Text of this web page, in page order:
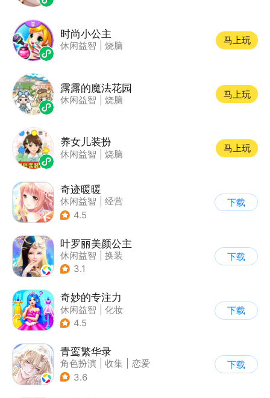
时尚小公主
休闲益智 烧脑
马上玩
露露的魔法花园
休闲益智 烧脑
马上玩
养女儿装扮
休闲益智 烧脑
马上玩
奇迹暖暖
休闲益智
经营
| 美少女
4.5
下载
叶罗丽美颜公主
休闲益智
换装
| 动漫改编
3.1
下载
奇妙的专注力
休闲益智
化妆
| 宝宝巴士
4.5
下载
青鸾繁华录
角色扮演 收集
恋爱
| 女性向
3.6
下载